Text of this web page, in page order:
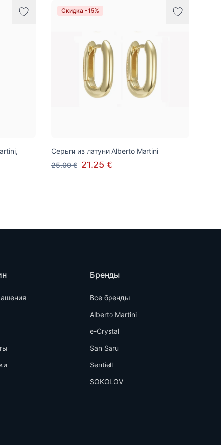
Скидка -15%
Серьги из латуни Alberto Martini
25.00 € 21.25 €
Бренды
Все бренды
Alberto Martini
e-Crystal
San Saru
Sentiell
SOKOLOV